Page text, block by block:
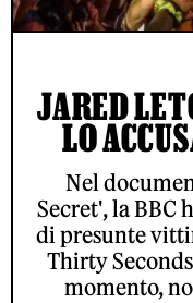
JARED
LO
Nel
Secret', la BBC
di presunte
Thirty
momento,